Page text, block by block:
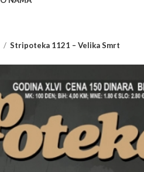
Stripoteka 1121 – Velika Smrt